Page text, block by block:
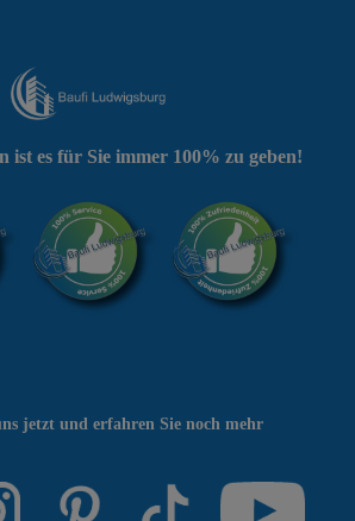
jetzt und erfahren Sie noch mehr
ist es für Sie immer 100% zu geben!